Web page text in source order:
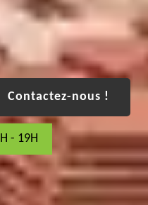
Contactez-nous !
- 19H